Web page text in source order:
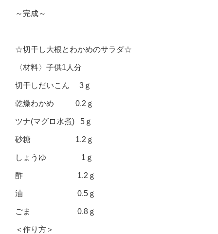
～完成～
☆切干し大根とわかめのサラダ☆
〈材料〉子供1人分
切干しだいこん 3ｇ
乾燥わかめ 0.2ｇ
ツナ(マグロ水煮) 5ｇ
砂糖 1.2ｇ
しょうゆ 1ｇ
酢 1.2ｇ
油 0.5ｇ
ごま 0.8ｇ
＜作り方＞